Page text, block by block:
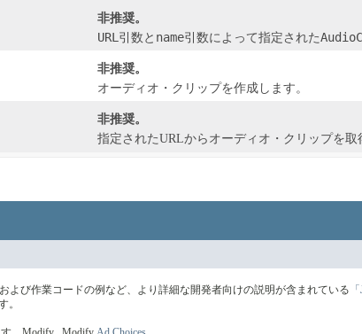
非推奨。
URL 引数と name引数によって指定された
非推奨。
オーディオ・クリップを作成します。
非推奨。
指定されたURLからオーディオ・クリップを取
び作業コードの例など、より詳細な開発者向けの説明が含まれている
。